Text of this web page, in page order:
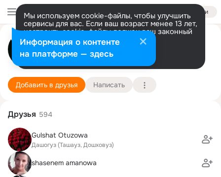
Войти
Мы используем cookie-файлы, чтобы улучшить
сервисы для вас. Если ваш возраст менее 13 лет,
настроить cookie-файлы должен ваш законный
представитель. Больше информации
Разрешить все Настроить
Bahar Stream
Ашхабад (Асхабад, Полторацк, Ашгабад)
Подробнее
Добавить в друзья Написать
Друзья 594
Gulshat Otuzowa
Дашогуз (Ташауз, Дошховуз)
shasenem amanowa
Информация о контенте
на платформе — здесь